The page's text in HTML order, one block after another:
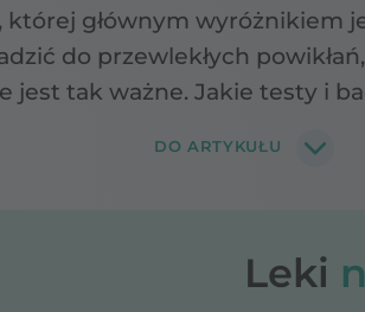
głównym wyróżnikiem
do przewlekłych
jest tak ważne. Jakie testy i
DO ARTYKUŁU
Leki